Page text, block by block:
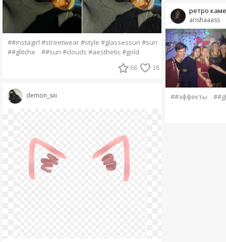
##instagirl #streetwear #style #glassessun #sun
##glitche
##sun #clouds #aesthetic #gold
68 38
demon_siii
arishaaass
ретро
##эффекты